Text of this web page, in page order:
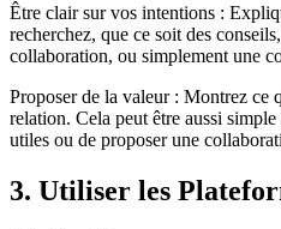
Être clair sur vos intentions :
recherchez, que ce soit des
collaboration, ou simplement une
Proposer de la valeur : Montrez ce
relation. Cela peut être aussi
utiles ou de proposer une
3. Utiliser les